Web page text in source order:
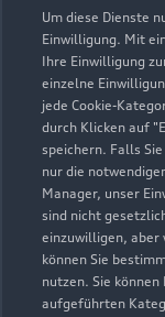
Um diese Dienste
Einwilligung. Mit
Ihre Einwilligung
einzelne
jede Cookie-
durch Klicken auf
speichern. Falls
nur die
Manager, unser
sind nicht
einzuwilligen, aber
können Sie
nutzen. Sie
aufgeführten
und